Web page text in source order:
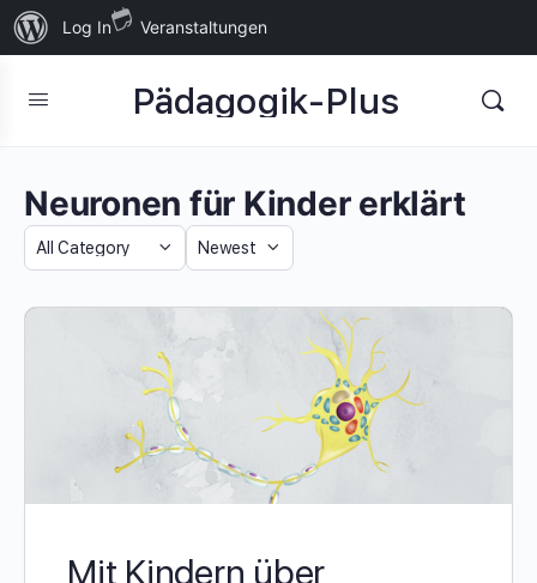
Über
WordPress
Log In Veranstaltungen
Pädagogik-Plus
Neuronen für Kinder erklärt
Category
Sort
Mit Kindern über